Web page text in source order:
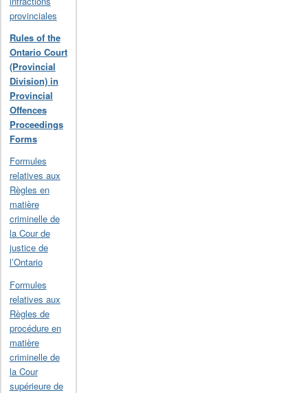
provinciales
Rules of the
Ontario Court
(Provincial
Division) in
Provincial
Offences
Proceedings
Forms
Formules
relatives aux
Règles en
matière
criminelle de
la Cour de
justice de
l’Ontario
Formules
relatives aux
Règles de
procédure en
matière
criminelle de
la Cour
supérieure de